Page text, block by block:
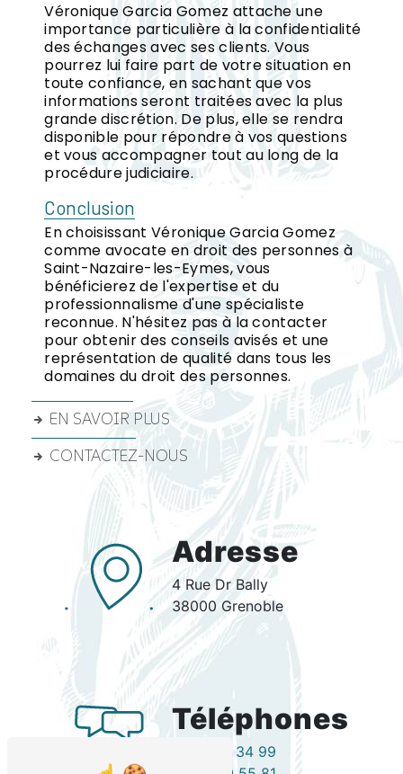
Véronique Garcia Gomez attache une
importance particulière à la confidentialité
des échanges avec ses clients. Vous
pourrez lui faire part de votre situation en
toute confiance, en sachant que vos
informations seront traitées avec la plus
grande discrétion. De plus, elle se rendra
disponible pour répondre à vos questions
et vous accompagner tout au long de la
procédure judiciaire.
Conclusion
En choisissant Véronique Garcia Gomez
comme avocate en droit des personnes à
Saint-Nazaire-les-Eymes, vous
bénéficierez de l'expertise et du
professionnalisme d'une spécialiste
reconnue. N'hésitez pas à la contacter
pour obtenir des conseils avisés et une
représentation de qualité dans tous les
domaines du droit des personnes.
EN SAVOIR PLUS
CONTACTEZ-NOUS
Adresse
4 Rue Dr Bally
38000 Grenoble
Téléphones
04 76 15 34 99